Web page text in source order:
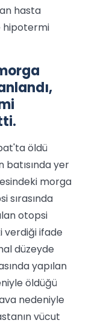
hasta
hipotermi
öldü
batısında yer
morga
sırasında
otopsi
verdiği ifade
düzeyde
yapılan
öldüğü
nedeniyle
vücut